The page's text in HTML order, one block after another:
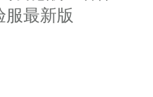
服最新版